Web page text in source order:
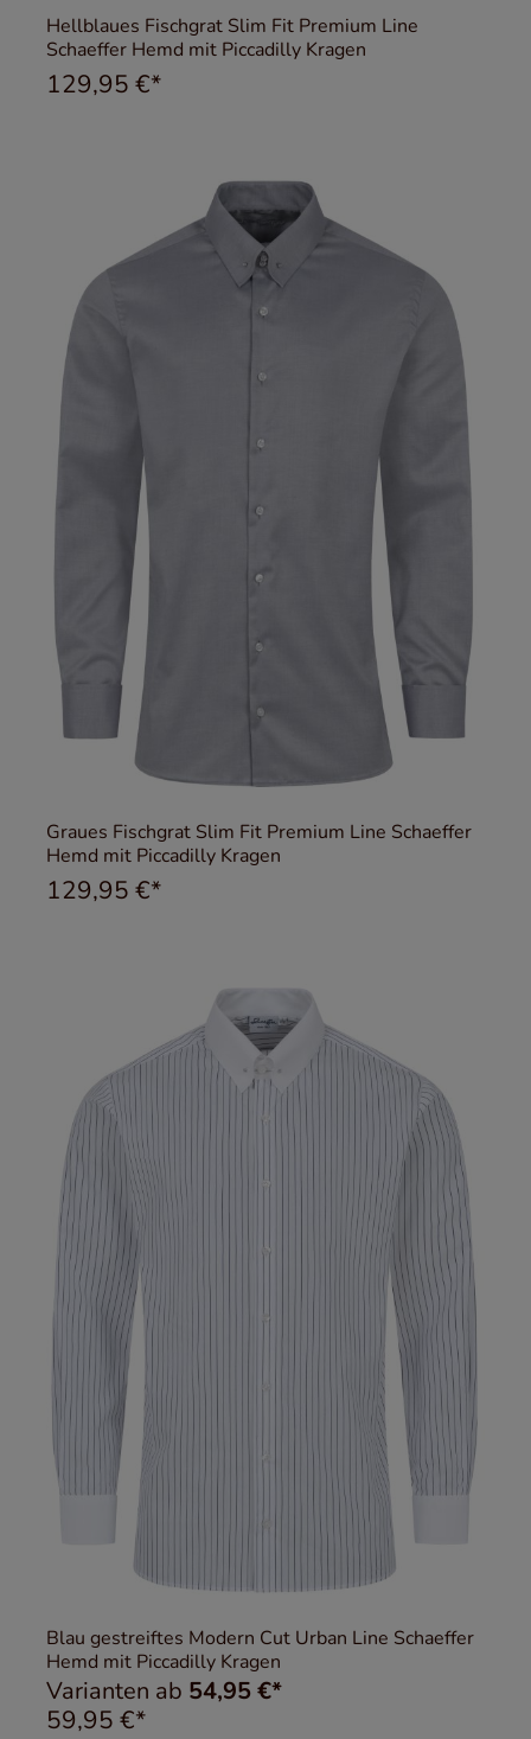
Hellblaues Fischgrat Slim Fit Premium Line
Schaeffer Hemd mit Piccadilly Kragen
129,95 €*
Graues Fischgrat Slim Fit Premium Line Schaeffer
Hemd mit Piccadilly Kragen
129,95 €*
Blau gestreiftes Modern Cut Urban Line Schaeffer
Hemd mit Piccadilly Kragen
Varianten ab 54,95 €*
59,95 €*